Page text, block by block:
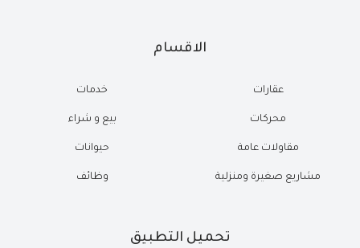
الاقسام
عقارات
محركات
مقاولات عامة
مشاريع صغيرة ومنزلية
خدمات
بيع و شراء
حيوانات
وظائف
تحميل التطبيق